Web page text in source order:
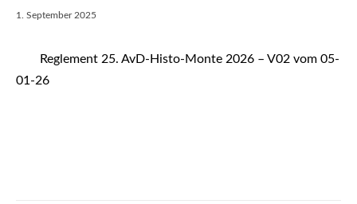
1. September 2025
Reglement 25. AvD-Histo-Monte 2026 – V02 vom 05-
01-26